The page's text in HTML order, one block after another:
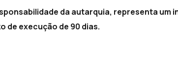
da autarquia, representa um
de execução de 90 dias.